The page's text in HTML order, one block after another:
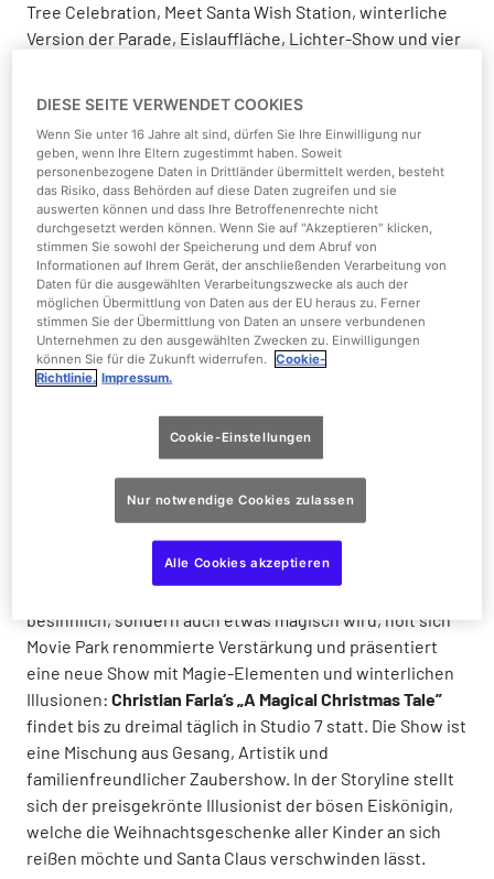
Tree Celebration, Meet Santa Wish Station, winterliche
Version der Parade, Eislauffläche, Lichter-Show und vier
kommt nicht zu kurz. Vom 1. Dezember 2023 bis zum 7.
Januar 2024 schafft Movie Park an 24 ausgewählten
Tagen ein festliches, amerikanisches
Weihnachtsprogramm, das sich für alle Generationen
eignet.
„Ein Winter-Event im Movie Park stand schon lange auf
dem Wunschzettel unserer Gäste. Jetzt können sie bei
uns in ihren eigenen Weihnachtsfilm eintauchen!“, sagt
Geschäftsführer Thorsten Backhaus. „Wir freuen uns auf
ein ‚Big American Christmas‘, das nicht nur leuchtend-
Winterliches Entertainment und Shows
Damit das weihnachtliche Hollywood nicht nur
besinnlich, sondern auch etwas magisch wird, holt sich
Movie Park renommierte Verstärkung und präsentiert
eine neue Show mit Magie-Elementen und winterlichen
Illusionen: Christian Farla‘s „A Magical Christmas Tale”
findet bis zu dreimal täglich in Studio 7 statt. Die Show ist
eine Mischung aus Gesang, Artistik und
familienfreundlicher Zaubershow. In der Storyline stellt
sich der preisgekrönte Illusionist der bösen Eiskönigin,
welche die Weihnachtsgeschenke aller Kinder an sich
reißen möchte und Santa Claus verschwinden lässt.
DIESE SEITE VERWENDET COOKIES
Wenn Sie unter 16 Jahre alt sind, dürfen Sie Ihre Einwilligung nur
geben, wenn Ihre Eltern zugestimmt haben. Soweit
personenbezogene Daten in Drittländer übermittelt werden, besteht
das Risiko, dass Behörden auf diese Daten zugreifen und sie
auswerten können und dass Ihre Betroffenenrechte nicht
durchgesetzt werden können. Wenn Sie auf "Akzeptieren" klicken,
stimmen Sie sowohl der Speicherung und dem Abruf von
Informationen auf Ihrem Gerät, der anschließenden Verarbeitung von
Daten für die ausgewählten Verarbeitungszwecke als auch der
möglichen Übermittlung von Daten aus der EU heraus zu. Ferner
stimmen Sie der Übermittlung von Daten an unsere verbundenen
Unternehmen zu den ausgewählten Zwecken zu. Einwilligungen
können Sie für die Zukunft widerrufen.
Cookie-
Richtlinie. Impressum.
Cookie-Einstellungen
Nur notwendige Cookies zulassen
Alle Cookies akzeptieren